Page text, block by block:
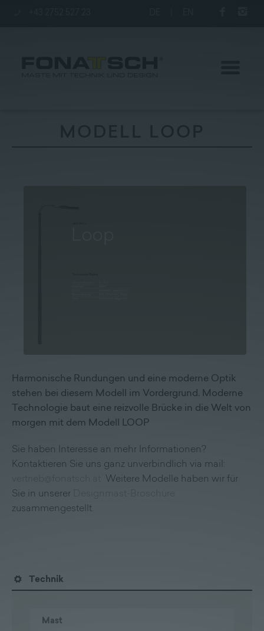
Harmonische Rundungen und eine moderne Optik
stehen bei diesem Modell im Vordergrund. Moderne
Technologie baut eine reizvolle Brücke in die Welt von
morgen mit dem Modell LOOP
Sie haben Interesse an mehr Informationen?
Kontaktieren Sie uns ganz unverbindlich via mail:
Weitere Modelle haben wir für
Sie in unserer
zusammengestellt.
Technik
Mast